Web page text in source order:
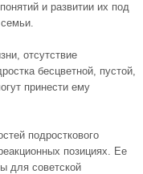
и развитии их под
отсутствие
бесцветной, пустой,
принести ему
подросткового
позициях. Ее
для советской